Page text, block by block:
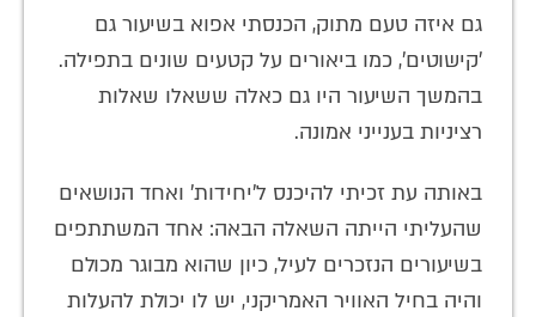
גם איזה טעם מתוק, הכנסתי אפוא בשיעור גם
'קישוטים', כמו ביאורים על קטעים שונים בתפילה.
בהמשך השיעור היו גם כאלה ששאלו שאלות
רציניות בענייני אמונה.
באותה עת זכיתי להיכנס ל'יחידות' ואחד הנושאים
שהעליתי הייתה השאלה הבאה: אחד המשתתפים
בשיעורים הנזכרים לעיל, כיון שהוא מבוגר מכולם
והיה בחיל האוויר האמריקני, יש לו יכולת להעלות